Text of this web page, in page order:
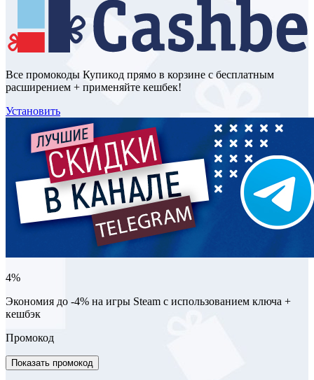
Все промокоды Купикод прямо в корзине с бесплатным
расширением + применяйте кешбек!
Установить
4%
Экономия до -4% на игры Steam с использованием ключа +
кешбэк
Промокод
Показать промокод